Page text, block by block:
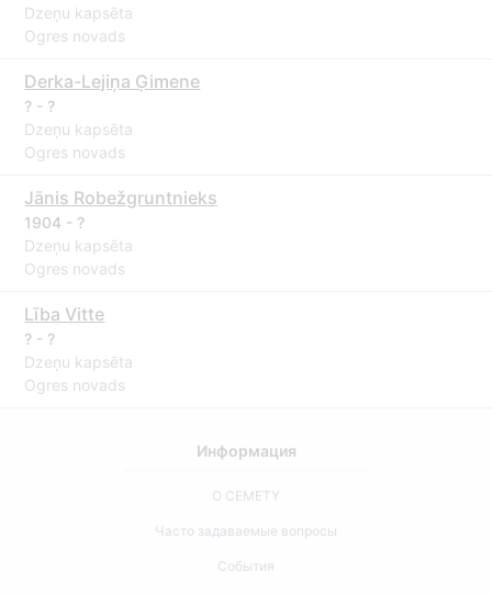
Dzeņu kapsēta
Ogres novads
Derka-Lejiņa Ģimene
? - ?
Dzeņu kapsēta
Ogres novads
Jānis Robežgruntnieks
1904 - ?
Dzeņu kapsēta
Ogres novads
Lība Vitte
? - ?
Dzeņu kapsēta
Ogres novads
Информация
О CEMETY
Часто задаваемые вопросы
События